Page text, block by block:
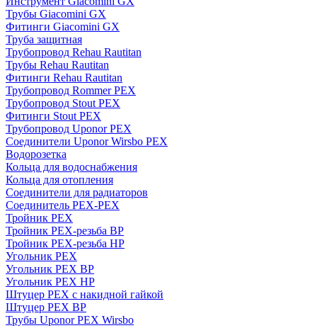
Трубы Giacomini GX
Фитинги Giacomini GX
Труба защитная
Трубопровод Rehau Rautitan
Трубы Rehau Rautitan
Фитинги Rehau Rautitan
Трубопровод Rommer PEX
Трубопровод Stout PEX
Фитинги Stout PEX
Трубопровод Uponor PEX
Соединители Uponor Wirsbo PEX
Водорозетка
Кольца для водоснабжения
Кольца для отопления
Соединители для радиаторов
Соединитель PEX-PEX
Тройник PEX
Тройник PEX-резьба ВР
Тройник PEX-резьба НР
Угольник PEX
Угольник PEX ВР
Угольник PEX НР
Штуцер PEX c накидной гайкой
Штуцер PEX ВР
Трубы Uponor PEX Wirsbo